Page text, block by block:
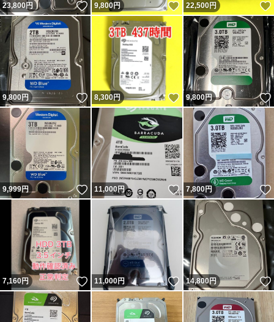
23,800円 いいね！
9,800円 いいね！
22,500円
9,800円 いいね！
8,300円 いいね！
9,800円
9,999円 いいね！
11,000円 いいね！
7,800円
7,160円 いいね！
11,000円 いいね！
14,800円